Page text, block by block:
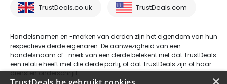
TrustDeals.co.uk TrustDeals.com
Handelsnamen en -merken van derden zijn het eigendom van hun
respectieve derde eigenaren. De aanwezigheid van een
handelsnaam of -merk van een derde betekent niet dat TrustDeals
een relatie heeft met die derde partij, of dat TrustDeals zijn of haar
diensten onderschrijft.